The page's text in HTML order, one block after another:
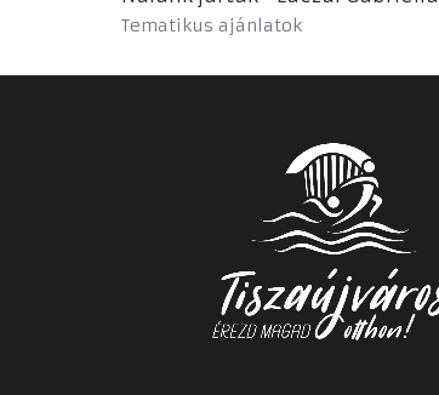
Tematikus ajánlatok